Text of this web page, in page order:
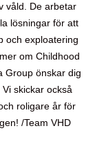
våld. De arbetar
lösningar för att
och exploatering
om Childhood
Group önskar dig
skickar också
roligare år för
/Team VHD